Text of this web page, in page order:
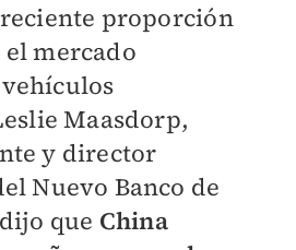
proporción
el mercado
Maasdorp,
y director
Nuevo Banco de
que China